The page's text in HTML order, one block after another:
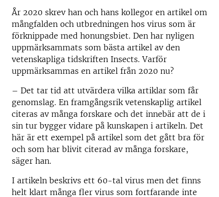
År 2020 skrev han och hans kollegor en artikel om
mångfalden och utbredningen hos virus som är
förknippade med honungsbiet. Den har nyligen
uppmärksammats som bästa artikel av den
vetenskapliga tidskriften Insects. Varför
uppmärksammas en artikel från 2020 nu?
– Det tar tid att utvärdera vilka artiklar som får
genomslag. En framgångsrik vetenskaplig artikel
citeras av många forskare och det innebär att de i
sin tur bygger vidare på kunskapen i artikeln. Det
här är ett exempel på artikel som det gått bra för
och som har blivit citerad av många forskare,
säger han.
I artikeln beskrivs ett 60-tal virus men det finns
helt klart många fler virus som fortfarande inte